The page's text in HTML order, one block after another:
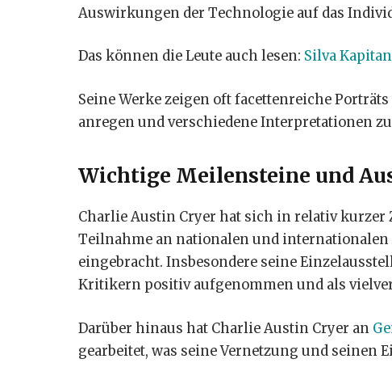
Auswirkungen der Technologie auf das
Das können die Leute auch lesen: Silva
Seine Werke zeigen oft facettenreiche
anregen und verschiedene Interpretationen
Wichtige Meilensteine und
Charlie Austin Cryer hat sich in relativ kurzer
Teilnahme an nationalen und
eingebracht. Insbesondere seine
Kritikern positiv aufgenommen und als
Darüber hinaus hat Charlie Austin Cryer an
gearbeitet, was seine Vernetzung und seinen